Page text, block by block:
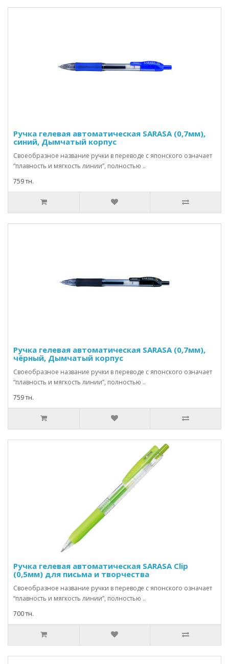
Ручка гелевая автоматическая SARASA (0,7мм),
синий, Дымчатый корпус
Своеобразное название ручки в переводе с японского означает
“плавность и мягкость линии”, полностью ..
759 тн.
Ручка гелевая автоматическая SARASA (0,7мм),
чёрный, Дымчатый корпус
Своеобразное название ручки в переводе с японского означает
“плавность и мягкость линии”, полностью ..
759 тн.
Ручка гелевая автоматическая SARASA Clip
(0,5мм) для письма и творчества
Своеобразное название ручки в переводе с японского означает
“плавность и мягкость линии”, полностью ..
700 тн.